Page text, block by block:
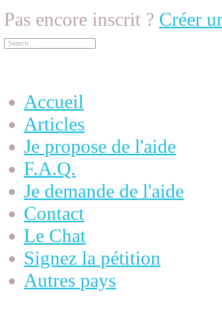
Pas encore inscrit ? Créer
Accueil
Articles
Je propose de l'aide
F.A.Q.
Je demande de l'aide
Contact
Le Chat
Signez la pétition
Autres pays